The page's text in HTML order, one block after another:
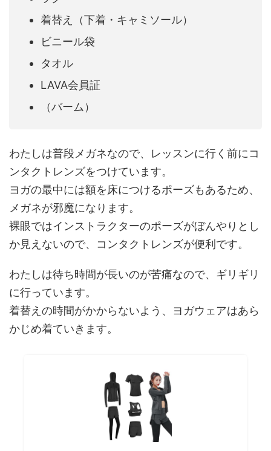
着替え（下着・キャミソール）
ビニール袋
タオル
LAVA会員証
（バーム）
わたしは普段メガネなので、レッスンに行く前にコ
ンタクトレンズをつけています。
ヨガの最中には額を床につけるポーズもあるため、
メガネが邪魔になります。
裸眼ではインストラクターのポーズがぼんやりとし
か見えないので、コンタクトレンズが便利です。
わたしは待ち時間が長いのが苦痛なので、ギリギリ
に行っています。
着替えの時間がかからないよう、ヨガウェアはあら
かじめ着ていきます。